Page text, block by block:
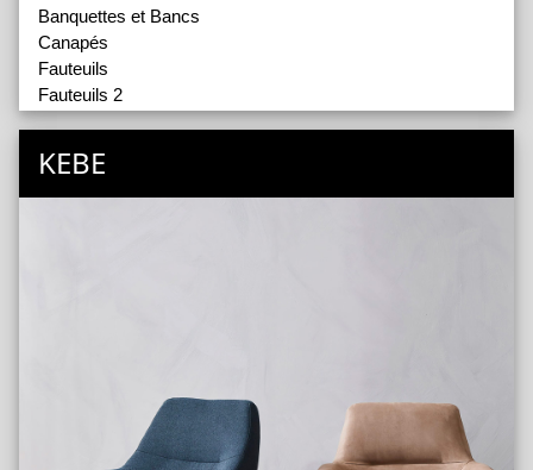
Banquettes et Bancs
Canapés
Fauteuils
Fauteuils 2
Têtes de Lits
KEBE